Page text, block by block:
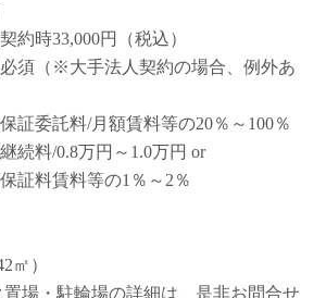
時33,000円（税込）
（※大手法人契約の場合、例外あ
委託料/月額賃料等の20％～100％
料/0.8万円～1.0万円 or
料賃料等の1％～2％
㎡）
場・駐輪場の詳細は、是非お問合せ